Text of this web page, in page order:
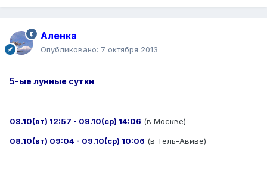
Аленка
Опубликовано: 7 октября 2013
5-ые лунные сутки
08.10(вт) 12:57 - 09.10(ср) 14:06 (в Москве)
08.10(вт) 09:04 - 09.10(ср) 10:06 (в Тель-Авиве)